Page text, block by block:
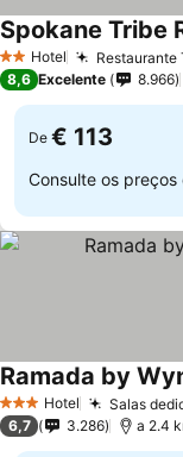
2 Estrelas
Hotel Restaurante
Spokane Tribe
8,6 Excelente 8.966
De € 113
Consulte os preços
3 EstrelasHotel Salas
Ramada by
6,7 3.286 a 2.4